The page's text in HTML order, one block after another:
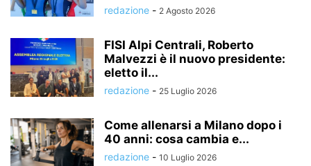
redazione - 2 Agosto 2026
FISI Alpi Centrali, Roberto
Malvezzi è il nuovo presidente:
eletto il...
redazione - 25 Luglio 2026
Come allenarsi a Milano dopo i
40 anni: cosa cambia e...
redazione - 10 Luglio 2026